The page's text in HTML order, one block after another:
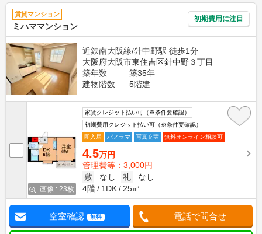
賃貸マンション
ミハママンション
初期費用に注目
近鉄南大阪線/針中野駅 徒歩1分
大阪府大阪市東住吉区針中野３丁目
築年数
築35年
建物階数
5階建
画像 : 23枚
家賃クレジット払い可（※条件要確認）
初期費用クレジット払い可（※条件要確認）
即入居
パノラマ 写真充実 無料オンライン相談可
4.5万円
管理費等：3,000円
敷
なし 礼
なし
4階
1DK 25㎡
空室確認 無料 電話で問合せ